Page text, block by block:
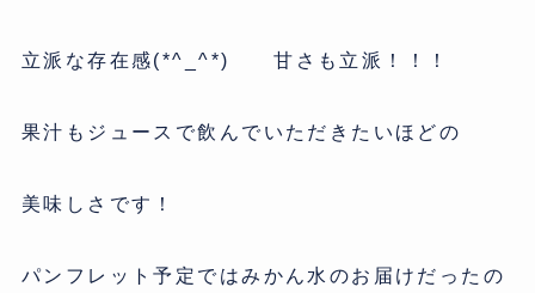
立派な存在感(*^_^*) 甘さも立派！！！
果汁もジュースで飲んでいただきたいほどの
美味しさです！
パンフレット予定ではみかん水のお届けだったの